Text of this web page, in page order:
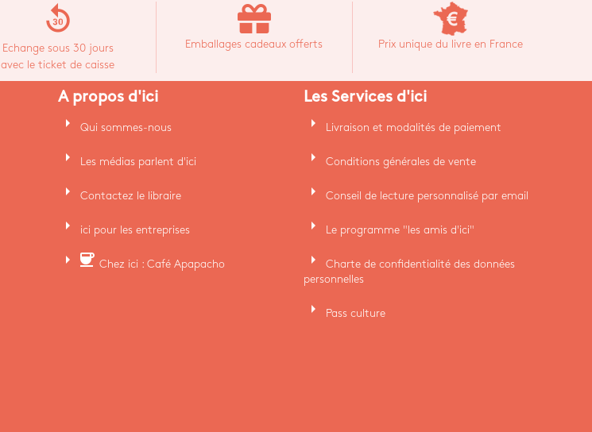
replay_30
Echange sous 30 jours
avec le ticket de caisse
Emballages cadeaux offerts Prix unique du livre en France
A propos d'ici
arrow_right Qui sommes-nous
arrow_right Les médias parlent d'ici
arrow_right Contactez le libraire
arrow_right ici pour les entreprises
arrow_right coffee Chez ici : Café Apapacho
Les Services d'ici
arrow_right Livraison et modalités de paiement
arrow_right Conditions générales de vente
arrow_right Conseil de lecture personnalisé par email
arrow_right Le programme "les amis d'ici"
arrow_right
Charte de confidentialité des données
personnelles
arrow_right Pass culture